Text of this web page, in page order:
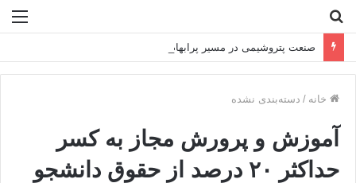
صنعت پتروشیمی در مسیر پرابهام ۲۰۲۶
خانه / دسته‌بندی نشده
آموزش و پرورش مجاز به کسر
حداکثر ۲۰ درصد از حقوق دانشجو